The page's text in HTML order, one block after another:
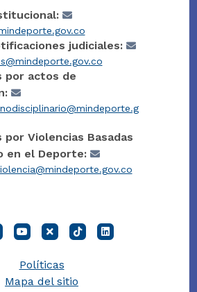
judiciales:
por actos de
por Violencias Basadas
en el Deporte:
Políticas
Mapa del sitio